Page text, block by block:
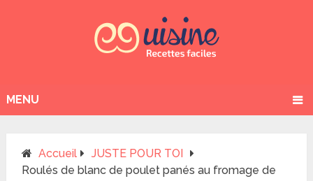
MENU
Accueil
JUSTE POUR TOI
Roulés de blanc de poulet panés au fromage de